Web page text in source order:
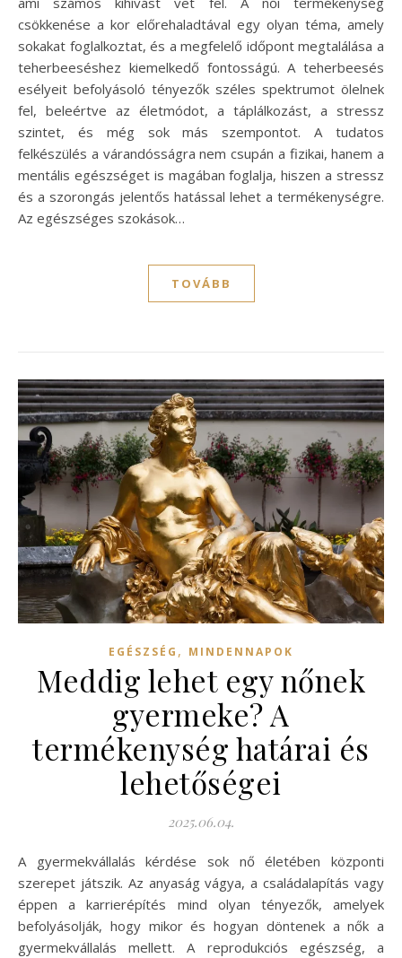
csökkenése a kor előrehaladtával egy olyan téma, amely
sokakat foglalkoztat, és a megfelelő időpont megtalálása a
teherbeeséshez kiemelkedő fontosságú. A teherbeesés
esélyeit befolyásoló tényezők széles spektrumot ölelnek
fel, beleértve az életmódot, a táplálkozást, a stressz
szintet, és még sok más szempontot. A tudatos
felkészülés a várandósságra nem csupán a fizikai, hanem a
mentális egészséget is magában foglalja, hiszen a stressz
és a szorongás jelentős hatással lehet a termékenységre.
Az egészséges szokások…
TOVÁBB
EGÉSZSÉG , MINDENNAPOK
Meddig lehet egy nőnek
gyermeke? A
termékenység határai és
lehetőségei
2025.06.04.
A gyermekvállalás kérdése sok nő életében központi
szerepet játszik. Az anyaság vágya, a családalapítás vagy
éppen a karrierépítés mind olyan tényezők, amelyek
befolyásolják, hogy mikor és hogyan döntenek a nők a
gyermekvállalás mellett. A reprodukciós egészség, a